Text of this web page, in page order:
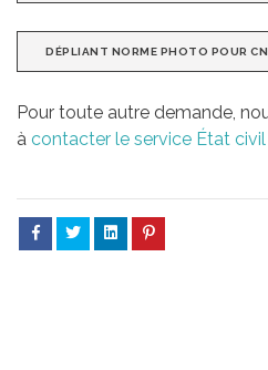
DÉPLIANT NORME PHOTO POUR
Pour toute autre demande,
à contacter le service État civil